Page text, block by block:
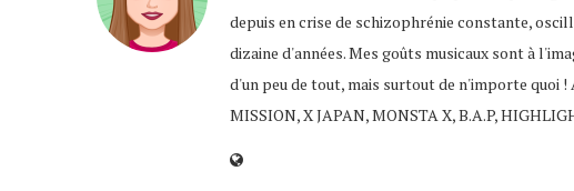
depuis en crise de schizophrénie constante,
dizaine d'années. Mes goûts musicaux sont à
d'un peu de tout, mais surtout de n'importe quoi
MISSION, X JAPAN, MONSTA X, B.A.P,